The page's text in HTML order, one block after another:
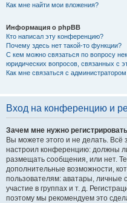
Как мне найти мои вложения?
Информация о phpBB
Кто написал эту конференцию?
Почему здесь нет такой-то функции?
С кем можно связаться по вопросу
юридических вопросов, связанных с
Как мне связаться с
Вход на конференцию и
Зачем мне нужно
Вы можете этого и не делать. Всё
настроил конференцию: должны
размещать сообщения, или нет.
дополнительные возможности,
пользователям: аватары, личные
участие в группах и т. д.
поэтому мы рекомендуем это